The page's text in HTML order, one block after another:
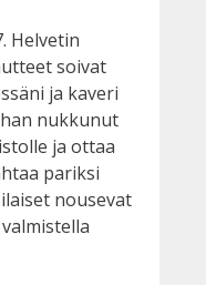
Helvetin
soivat
ja kaveri
nukkunut
ja ottaa
pariksi
nousevat